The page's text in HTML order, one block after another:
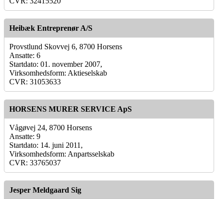
Heibæk Entreprenør A/S
Provstlund Skovvej 6, 8700 Horsens
Ansatte: 6
Startdato: 01. november 2007,
Virksomhedsform: Aktieselskab
CVR: 31053633
HORSENS MURER SERVICE ApS
Vågøvej 24, 8700 Horsens
Ansatte: 9
Startdato: 14. juni 2011,
Virksomhedsform: Anpartsselskab
CVR: 33765037
Jesper Meldgaard Sig